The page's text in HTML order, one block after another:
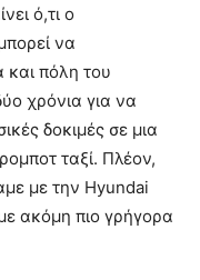
ό,τι ο
να
και πόλη του
χρόνια για να
δοκιμές σε μια
ταξί. Πλέον,
με την Hyundai
ακόμη πιο γρήγορα